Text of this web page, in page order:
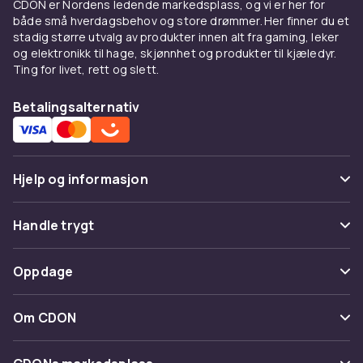
forskjellige lengder, tykkelser og materialer,
noe som gjør det enkelt å finne akkurat det du
trenger. Enten du er en profesjonell
håndverker eller en hobbyentusiast, vil du
sette pris på kvaliteten og allsidigheten i
sortimentet vårt.
jobben? Handle nå og dra nytte av vårt utvalg
av tau. Perfekt for både små og store
verktøykasse. Invester i pålitelige og
slitesterke tau i dag!
CDON er Nordens ledende markedsplass, og vi er her for
både små hverdagsbehov og store drømmer. Her finner du et
stadig større utvalg av produkter innen alt fra gaming, leker
og elektronikk til hage, skjønnhet og produkter til kjæledyr.
Ting for livet, rett og slett.
Betalingsalternativ
Hjelp og informasjon
Vanlige spørsmål
Spor pakke
Angre & returner her
Kontakt oss
Handle trygt
Betaling
Levering
Oppdage
Kategorier
Varemerker
Om CDON
Om oss